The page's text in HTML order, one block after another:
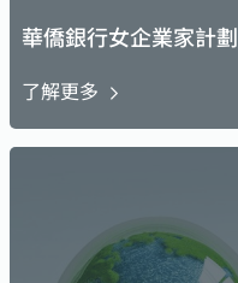
華僑銀行女企業家計劃
了解更多